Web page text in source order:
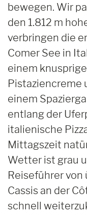
bewegen. Wir
den 1.812 m
verbringen die
Comer See in
einem
Pistaziencreme
einem
entlang der
italienische
Mittagszeit
Wetter ist grau
Reiseführer
Cassis an der
schnell